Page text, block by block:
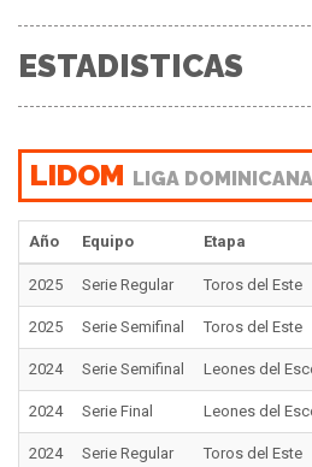
ESTADISTICAS
LIDOM LIGA
Año Equipo Etapa
2025 Serie Regular Toros del Este
2025 Serie Semifinal Toros del Este
2024 Serie Semifinal Leones del
2024 Serie Final Leones del
2024 Serie Regular Toros del Este